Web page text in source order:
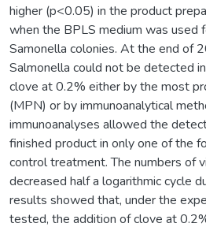
higher (p<0.05) in the product
when the BPLS medium was used
Samonella colonies. At the end of
Salmonella could not be detected
clove at 0.2% either by the most
(MPN) or by immunoanalytical
immunoanalyses allowed the
finished product in only one of the
control treatment. The numbers of
decreased half a logarithmic cycle
results showed that, under the
tested, the addition of clove at